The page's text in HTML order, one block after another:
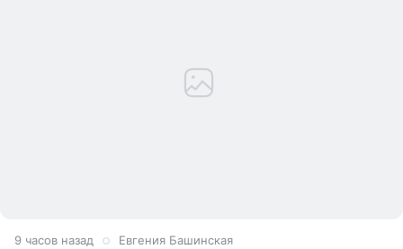
9 часов назад Евгения Башинская